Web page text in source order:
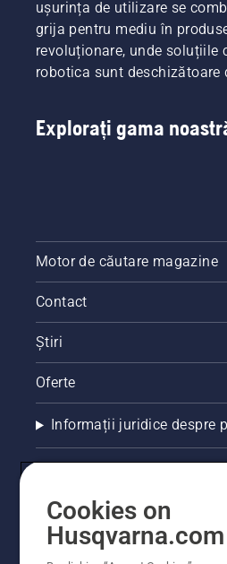
ușurința de utilizare se
grija pentru mediu în
revoluționare, unde soluțiile
robotica sunt deschizătoare
Explorați gama
Motor de căutare magazine
Contact
Știri
Oferte
Informații juridice despre
Cookies on
Husqvarna.com